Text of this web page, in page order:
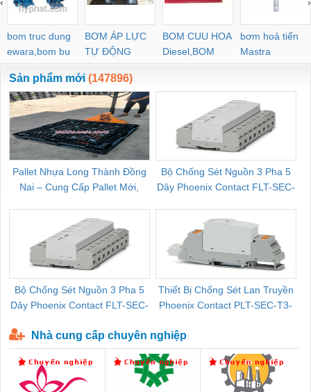
bom truc dung
ewara,bom bu
ewara
BƠM ÁP LỰC
TỰ ĐỘNG
BOM CUU HOA
Diesel,BOM
CHUA CHAY
bơm hoả tiển
Mastra
Sản phẩm mới (147896)
Pallet Nhựa Long Thành Đồng
Nai – Cung Cấp Pallet Mới,
Bộ Chống Sét Nguồn 3 Pha 5
Dây Phoenix Contact FLT-SEC-
Bộ Chống Sét Nguồn 3 Pha 5
Dây Phoenix Contact FLT-SEC-
Thiết Bị Chống Sét Lan Truyền
Phoenix Contact PLT-SEC-T3-
Nhà cung cấp chuyên nghiệp